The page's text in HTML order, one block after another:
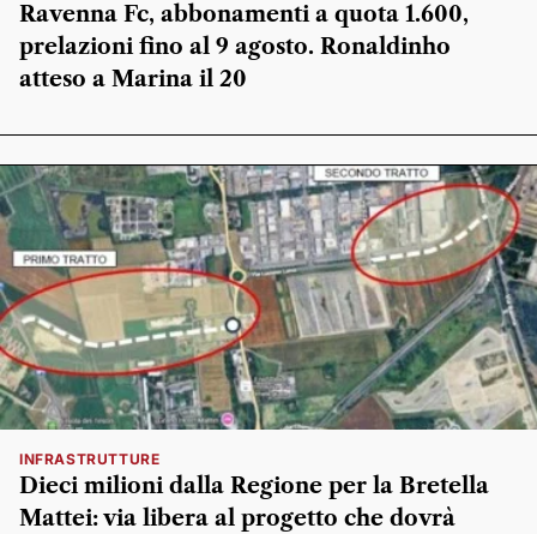
Ravenna Fc, abbonamenti a quota 1.600,
prelazioni fino al 9 agosto. Ronaldinho
atteso a Marina il 20
INFRASTRUTTURE
Dieci milioni dalla Regione per la Bretella
Mattei: via libera al progetto che dovrà